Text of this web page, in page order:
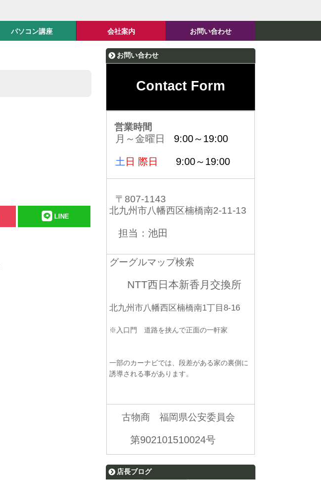
パソコン講座 会社案内 お問い合わせ
LINE
お問い合わせ
Contact Form
営業時間
月～金曜日 9:00～19:00
土 日 際日 9:00～19:00
〒807-1143
北九州市八幡西区楠橋南2-11-13
担当：池田
グーグルマップ検索
NTT西日本新香月交換所
北九州市八幡西区楠橋南1丁目8-16
※入口門 道路を挟んで正面の一軒家
一部のカーナビでは、段差がある家の裏側に
誘導される事があります。
古物商 福岡県公安委員会
第902101510024号
店長ブログ